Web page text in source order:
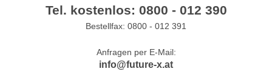
Tel. kostenlos: 0800 - 012 390
Bestellfax: 0800 - 012 391
Anfragen per E-Mail:
info@future-x.at